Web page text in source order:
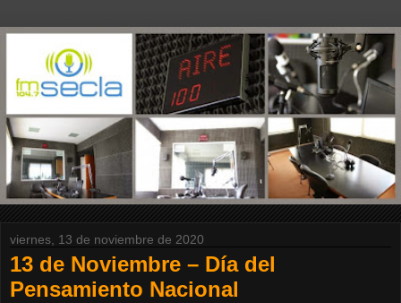
viernes, 13 de noviembre de 2020
13 de Noviembre – Día del
Pensamiento Nacional